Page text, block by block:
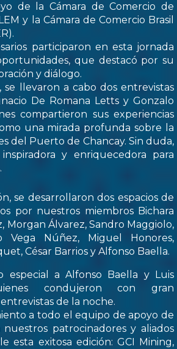
de la Cámara de Comercio de
y la Cámara de Comercio Brasil
participaron en esta jornada
que destacó por su
y diálogo.
llevaron a cabo dos entrevistas
De Romana Letts y Gonzalo
compartieron sus experiencias
una mirada profunda sobre la
del Puerto de Chancay. Sin duda,
y enriquecedora para
se desarrollaron dos espacios de
por nuestros miembros Bichara
Morgan Álvarez, Sandro Maggiolo,
Vega Núñez, Miguel Honores,
César Barrios y Alfonso Baella.
especial a Alfonso Baella y Luis
condujeron con gran
de la noche.
a todo el equipo de apoyo de
nuestros patrocinadores y aliados
esta exitosa edición: GCI Mining,